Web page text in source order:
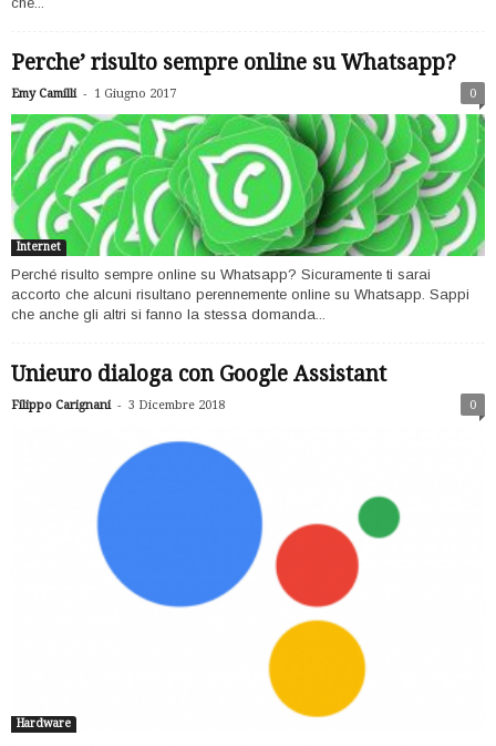
Perche’ risulto sempre online su Whatsapp?
Emy Camilli - 1 Giugno 2017 0
Internet
Perché risulto sempre online su Whatsapp? Sicuramente ti sarai
accorto che alcuni risultano perennemente online su Whatsapp. Sappi
che anche gli altri si fanno la stessa domanda...
Unieuro dialoga con Google Assistant
Filippo Carignani - 3 Dicembre 2018 0
Hardware